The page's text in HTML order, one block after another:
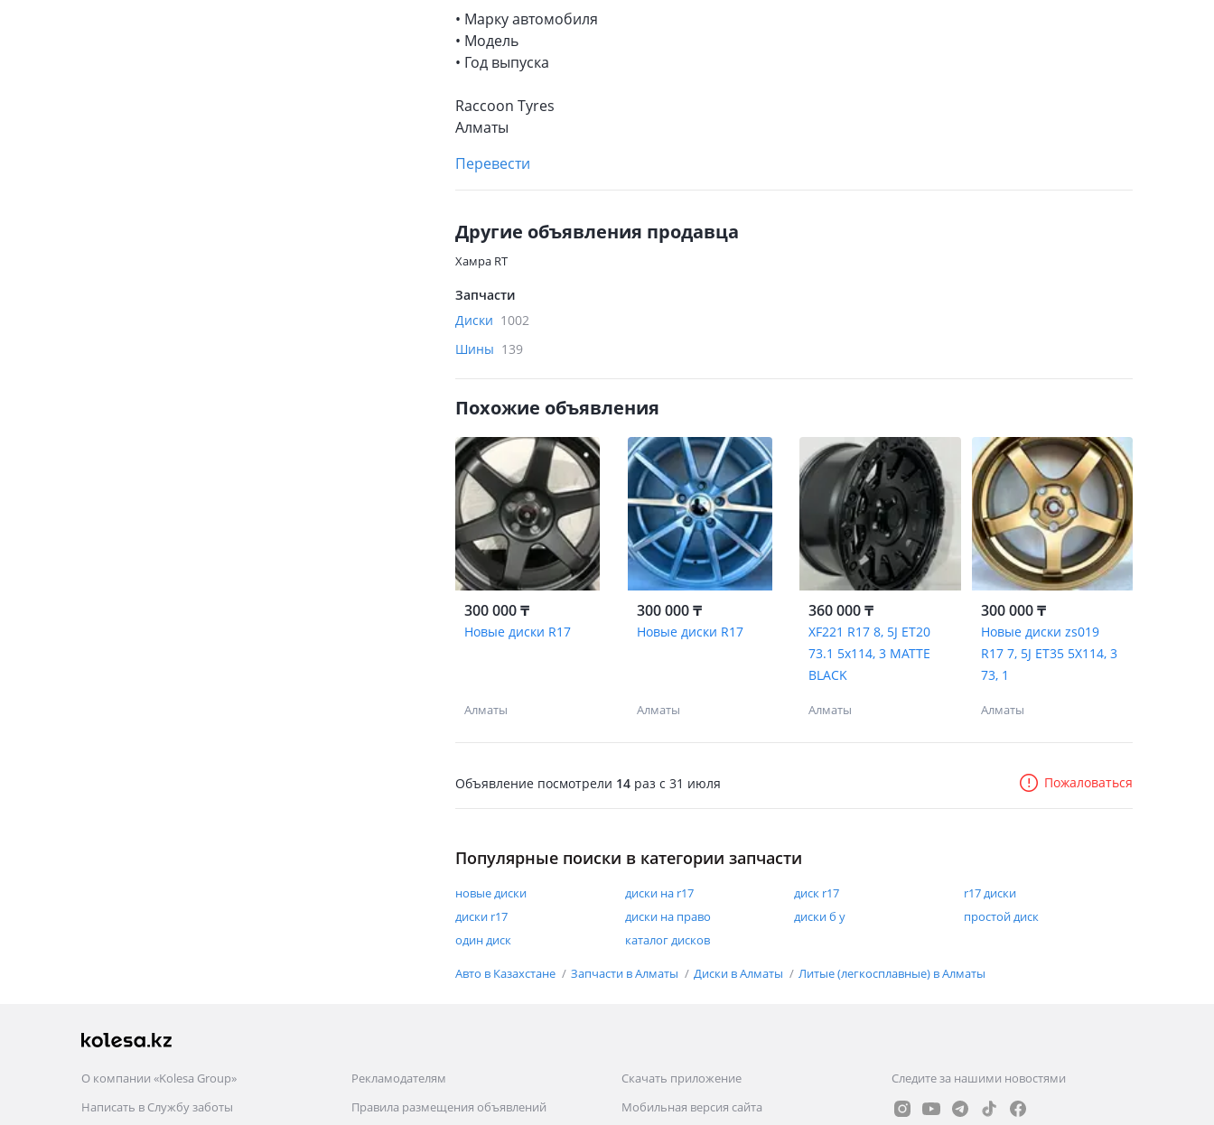
• Марку автомобиля
• Модель
• Год выпуска
Raccoon Tyres
Алматы
Перевести
Другие объявления продавца
Хамра RT
Запчасти
Диски 1002
Шины 139
Похожие объявления
300 000 ₸
Новые диски R17
Алматы
300 000 ₸
Новые диски R17
Алматы
360 000 ₸
XF221 R17 8, 5J ET20
73.1 5x114, 3 MATTE
BLACK
Алматы
300 000 ₸
Новые диски zs019
R17 7, 5J ET35 5X114, 3
73, 1
Алматы
Объявление посмотрели 14 раз c 31 июля Пожаловаться
Популярные поиски в категории запчасти
новые диски диски на r17 диск r17
r17 диски
диски r17
диски на право диски б у
простой диск
один диск
каталог дисков
Авто в Казахстане Запчасти в Алматы Диски в Алматы Литые (легкосплавные) в Алматы
О компании «Kolesa Group»
Написать в Службу заботы
Рекламодателям
Правила размещения объявлений
Скачать приложение
Мобильная версия сайта
Следите за нашими новостями